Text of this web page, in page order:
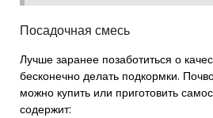
Посадочная смесь
Лучше заранее позаботиться о
бесконечно делать подкормки.
можно купить или приготовить
содержит: